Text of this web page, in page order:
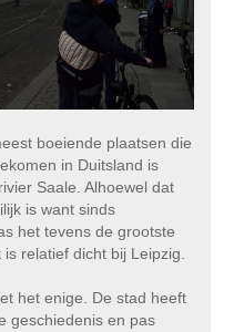
boeiende plaatsen die
in Duitsland is
Saale. Alhoewel dat
is want sinds
het tevens de grootste
relatief dicht bij Leipzig.
het enige. De stad heeft
geschiedenis en pas